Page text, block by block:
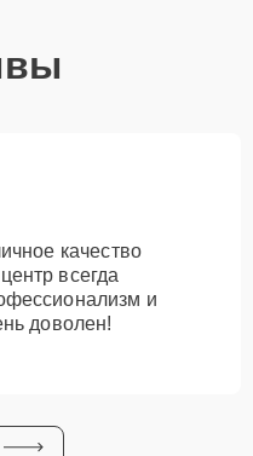
качество
всегда
и
доволен!